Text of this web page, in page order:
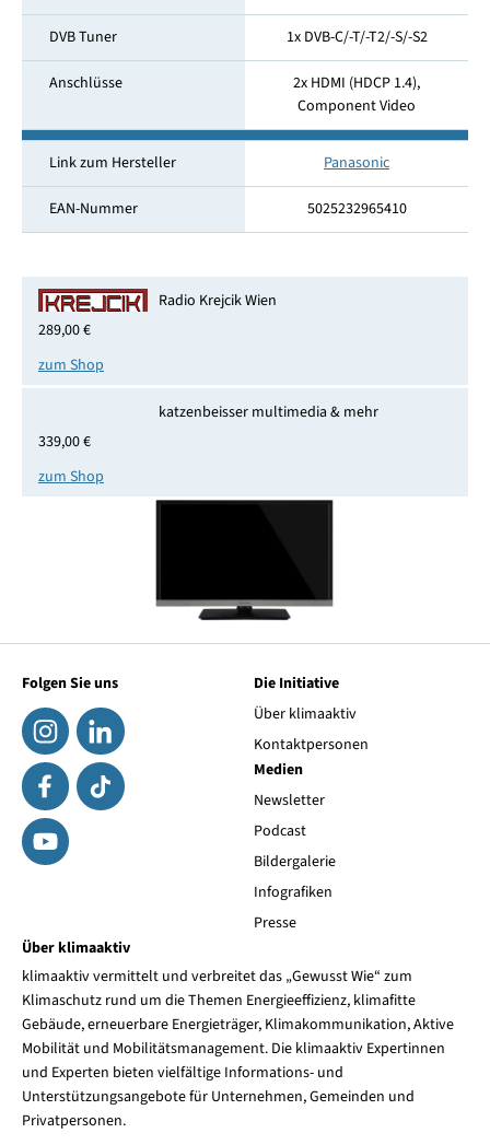
DVB Tuner 1x DVB-C/-T/-T2/-S/-S2
Anschlüsse
2x HDMI (HDCP 1.4),
Component Video
Link zum Hersteller Panasonic
EAN-Nummer 5025232965410
Radio Krejcik Wien
289,00 €
zum Shop
katzenbeisser multimedia & mehr
339,00 €
zum Shop
Folgen Sie uns
Die Initiative
Über klimaaktiv
Kontaktpersonen
Medien
Newsletter
Podcast
Bildergalerie
Infografiken
Presse
Über klimaaktiv
klimaaktiv vermittelt und verbreitet das „Gewusst Wie“ zum
Klimaschutz rund um die Themen Energieeffizienz, klimafitte
Gebäude, erneuerbare Energieträger, Klimakommunikation, Aktive
Mobilität und Mobilitätsmanagement. Die klimaaktiv Expertinnen
und Experten bieten vielfältige Informations- und
Unterstützungsangebote für Unternehmen, Gemeinden und
Privatpersonen.